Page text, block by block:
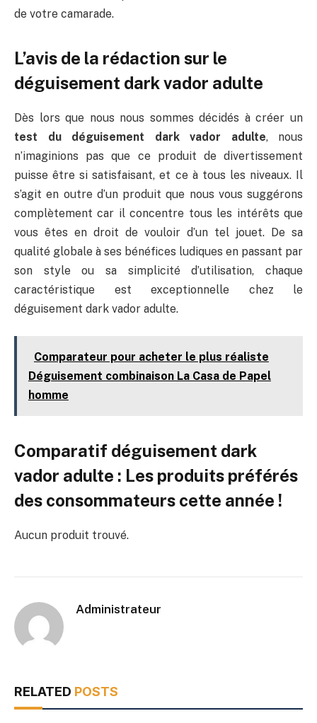
de votre camarade.
L’avis de la rédaction sur le
déguisement dark vador adulte
Dès lors que nous nous sommes décidés à créer un
test du déguisement dark vador adulte, nous
n’imaginions pas que ce produit de divertissement
puisse être si satisfaisant, et ce à tous les niveaux. Il
s’agit en outre d’un produit que nous vous suggérons
complètement car il concentre tous les intérêts que
vous êtes en droit de vouloir d’un tel jouet. De sa
qualité globale à ses bénéfices ludiques en passant par
son style ou sa simplicité d’utilisation, chaque
caractéristique est exceptionnelle chez le
déguisement dark vador adulte.
Comparateur pour acheter le plus réaliste
Déguisement combinaison La Casa de Papel
homme
Comparatif déguisement dark
vador adulte : Les produits préférés
des consommateurs cette année !
Aucun produit trouvé.
Administrateur
RELATED POSTS